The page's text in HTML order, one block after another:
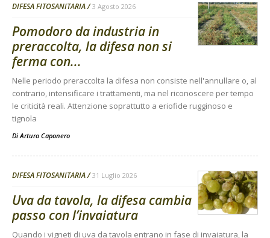
DIFESA FITOSANITARIA 3 Agosto 2026
Pomodoro da industria in
preraccolta, la difesa non si
ferma con...
Nelle periodo preraccolta la difesa non consiste nell'annullare o, al
contrario, intensificare i trattamenti, ma nel riconoscere per tempo
le criticità reali. Attenzione soprattutto a eriofide rugginoso e
tignola
Di Arturo Caponero
DIFESA FITOSANITARIA 31 Luglio 2026
Uva da tavola, la difesa cambia
passo con l’invaiatura
Quando i vigneti di uva da tavola entrano in fase di invaiatura, la